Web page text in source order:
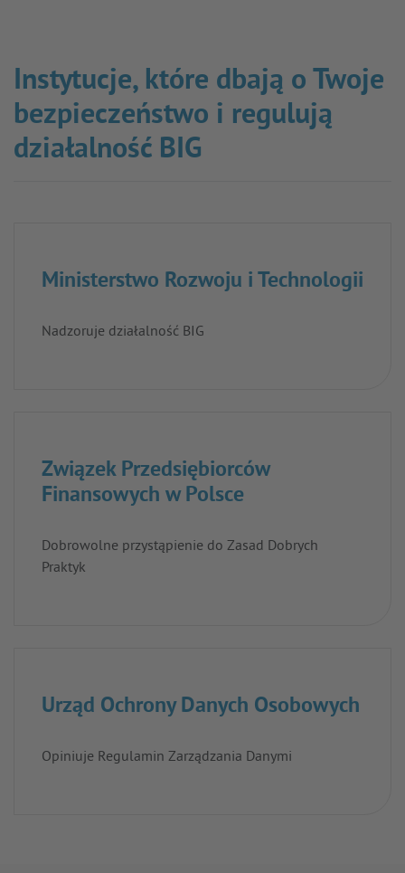
Instytucje, które dbają o Twoje
bezpieczeństwo i regulują
działalność BIG
Ministerstwo Rozwoju i Technologii
Nadzoruje działalność BIG
Związek Przedsiębiorców
Finansowych w Polsce
Dobrowolne przystąpienie do Zasad Dobrych
Praktyk
Urząd Ochrony Danych Osobowych
Opiniuje Regulamin Zarządzania Danymi